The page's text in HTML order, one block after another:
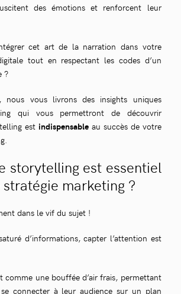
des émotions et renforcent leur
cet art de la narration dans votre
tout en respectant les codes d’un
?
nous vous livrons des insights uniques
qui vous permettront de découvrir
est indispensable au succès de votre
storytelling est essentiel
marketing ?
dans le vif du sujet !
d’informations, capter l’attention est
comme une bouffée d’air frais, permettant
connecter à leur audience sur un plan